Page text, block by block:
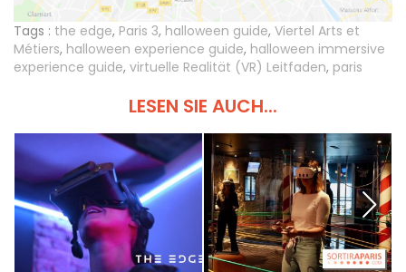
Tags : the edge, Paris 3, halloween guide, Viertel Arts et
Métiers, halloween experience guide, halloween immersive
experience guide, virtuelle Realität (VR) Leitfaden, paris
LESEN SIE AUCH...